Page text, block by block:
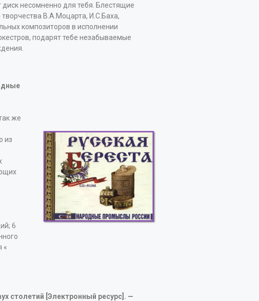
диск несомненно для тебя. Блестящие
В.А.Моцарта, И.С.Баха,
композиторов в исполнении
подарят тебе незабываемые
же
из
6
«
столетий [Электронный ресурс]. —